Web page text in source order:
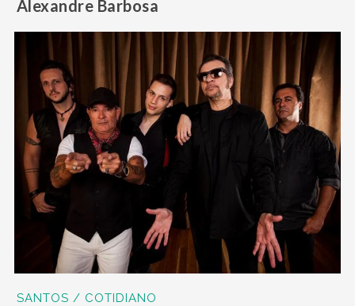
Alexandre Barbosa
SANTOS / COTIDIANO